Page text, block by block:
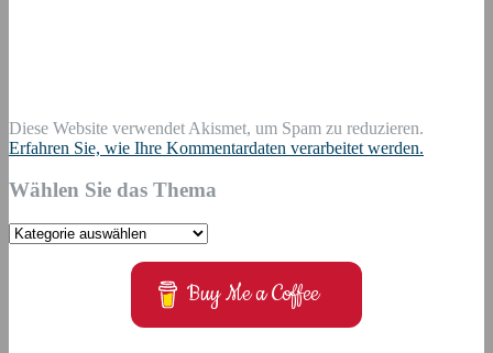
Diese Website verwendet Akismet, um Spam zu reduzieren.
Erfahren Sie, wie Ihre Kommentardaten verarbeitet werden.
Wählen Sie das Thema
Wählen
Buy Me a Coffee